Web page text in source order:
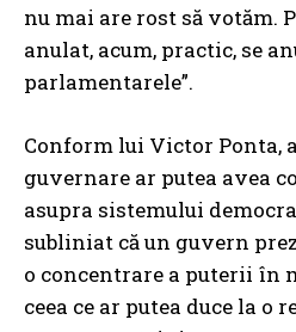
nu mai are rost să votăm.
anulat, acum, practic, se
parlamentarele”.
Conform lui Victor Ponta,
guvernare ar putea avea
asupra sistemului
subliniat că un guvern
o concentrare a puterii în
ceea ce ar putea duce la o